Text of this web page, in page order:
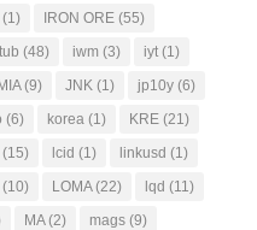
(1) IRON ORE (55)
(48) iwm (3) iyt (1)
(9) JNK (1) jp10y (6)
(6) korea (1) KRE (21)
(15) lcid (1) linkusd (1)
(10) LOMA(22) lqd (11)
MA(2) mags (9)